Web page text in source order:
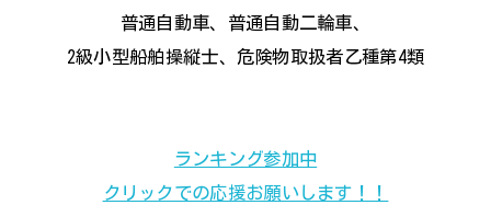
普通自動車、普通自動二輪車、
2級小型船舶操縦士、危険物取扱者乙種第4類
ランキング参加中
クリックでの応援お願いします！！